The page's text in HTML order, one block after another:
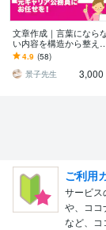
文章作成｜言葉になら
い内容を構造から整えま
す スピーチ・手紙・寄
稿・社内文書｜場に合う
構成と表現に整えます
4.9 (58)
景子先生
3,000
ご利用
サービス
や、ココ
など、コ